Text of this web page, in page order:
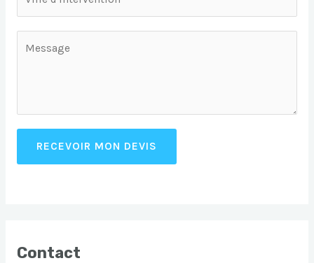
RECEVOIR MON DEVIS
Contact